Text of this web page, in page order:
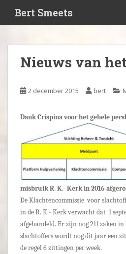
i
Bert Smeets
Nieuws van
2 december 2015 bert
Dank Crispina voor het gehele
misbruik R. K.- Kerk in 2016
De Klachtencommissie voor
in de R. K.- Kerk verwacht dat 1
afgehandeld. Er zijn nog 211 zaken in
slachtoffers wordt nog dit jaar een
de regel 6 zittingen per week.